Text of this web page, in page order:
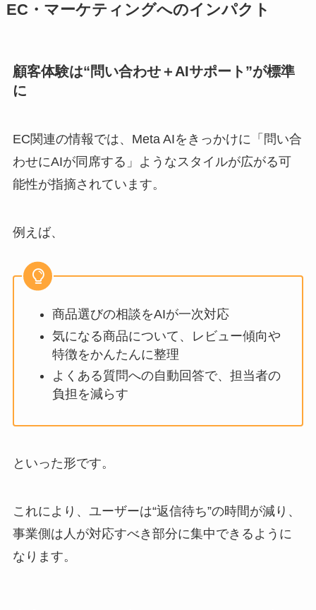
EC・マーケティングへのインパクト
顧客体験は“問い合わせ＋AIサポート”が標準
に
EC関連の情報では、Meta AIをきっかけに「問い合
わせにAIが同席する」ようなスタイルが広がる可
能性が指摘されています。
例えば、
商品選びの相談をAIが一次対応
気になる商品について、レビュー傾向や
特徴をかんたんに整理
よくある質問への自動回答で、担当者の
負担を減らす
といった形です。
これにより、ユーザーは“返信待ち”の時間が減り、
事業側は人が対応すべき部分に集中できるように
なります。